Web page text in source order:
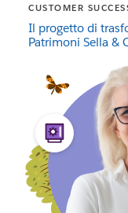
CUSTOMER
Il progetto di
Patrimoni Sella &